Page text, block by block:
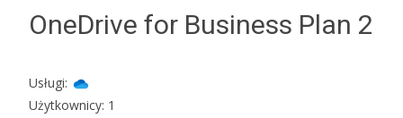
OneDrive for Business Plan 2
Usługi:
Użytkownicy: 1